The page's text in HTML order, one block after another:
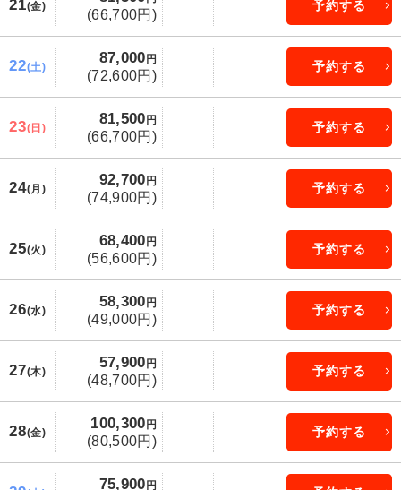
21(金)
(66,700円)
予約する
22(土)
87,000 円
(72,600円)
予約する
23(日)
81,500 円
(66,700円)
予約する
24(月)
92,700 円
(74,900円)
予約する
25(火)
68,400 円
(56,600円)
予約する
26(水)
58,300 円
(49,000円)
予約する
27(木)
57,900 円
(48,700円)
予約する
28(金)
100,300 円
(80,500円)
予約する
75,900 円